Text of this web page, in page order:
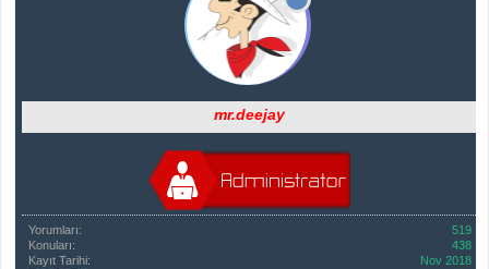
mr.deejay
Yorumları:
519
Konuları:
438
Kayıt Tarihi:
Nov 2018